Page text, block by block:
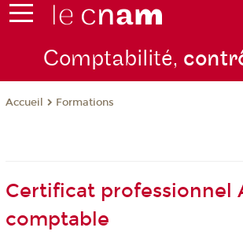
Comptabilité,
Accueil Formations
Certificat professionnel
comptable